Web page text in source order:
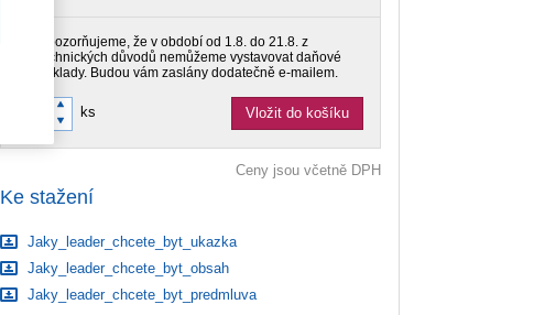
Upozorňujeme, že v období od 1.8. do 21.8. z
technických důvodů nemůžeme vystavovat daňové
doklady. Budou vám zaslány dodatečně e-mailem.
ks Vložit do košíku
Ceny jsou včetně DPH
Ke stažení
Jaky_leader_chcete_byt_ukazka
Jaky_leader_chcete_byt_obsah
Jaky_leader_chcete_byt_predmluva